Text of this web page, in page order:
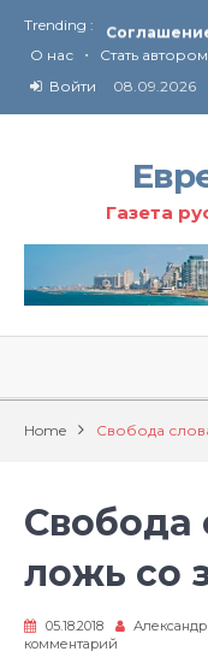
Trending :
О нас • Стать автором
Войти
08.09.2026
Газета
Home Свобода
Свобода
ложь со
05.18.2018 Александр
комментарий